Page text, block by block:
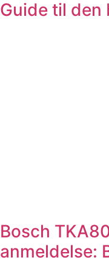
Guide til den
Bosch
anmeldelse: